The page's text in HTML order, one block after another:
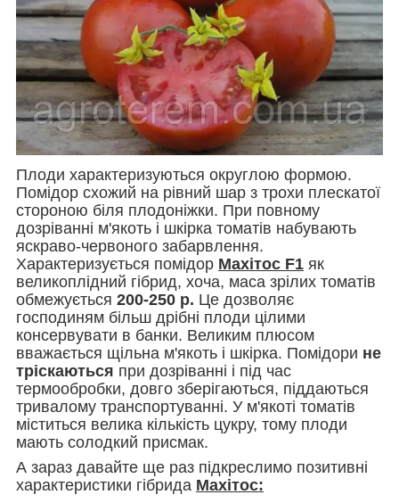
Плоди характеризуються округлою формою.
Помідор схожий на рівний шар з трохи плескатої
стороною біля плодоніжки. При повному
дозріванні м'якоть і шкірка томатів набувають
яскраво-червоного забарвлення.
Характеризується помідор Махітос F1 як
великоплідний гібрид, хоча, маса зрілих томатів
обмежується 200-250 р. Це дозволяє
господиням більш дрібні плоди цілими
консервувати в банки. Великим плюсом
вважається щільна м'якоть і шкірка. Помідори не
тріскаються при дозріванні і під час
термообробки, довго зберігаються, піддаються
тривалому транспортуванні. У м'якоті томатів
міститься велика кількість цукру, тому плоди
мають солодкий присмак.
А зараз давайте ще раз підкреслимо позитивні
характеристики гібрида Махітос: